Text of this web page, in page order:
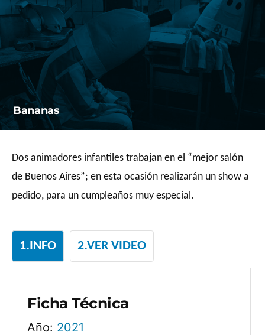
Saltar
contenido
Bananas
Dos animadores infantiles trabajan en el “mejor salón
de Buenos Aires”; en esta ocasión realizarán un show a
pedido, para un cumpleaños muy especial.
1.INFO 2.VER VIDEO
Ficha Técnica
Año: 2021